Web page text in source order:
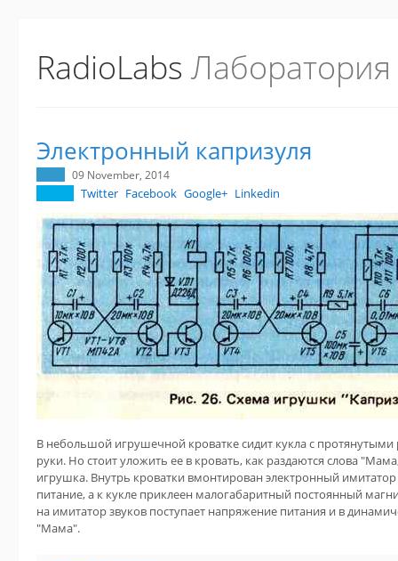
RadioLabs
Электронный капризуля
09 November, 2014
Twitter Facebook Google+ Linkedin
В небольшой игрушечной кроватке сидит кукла с
руки. Но стоит уложить ее в кровать, как раздаются слова
игрушка. Внутрь кроватки вмонтирован электронный
питание, а к кукле приклеен малогабаритный постоянный
на имитатор звуков поступает напряжение питания и в
"Мама".